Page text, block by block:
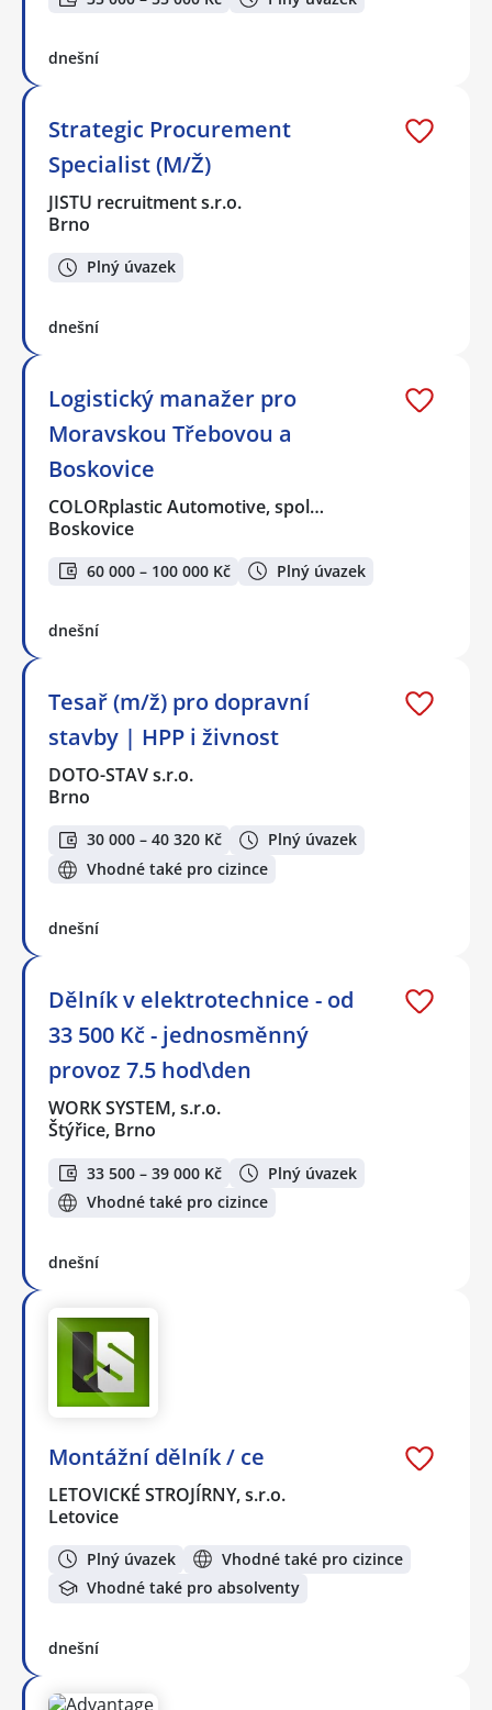
dnešní
Strategic Procurement
Specialist (M/Ž)
JISTU recruitment s.r.o.
Brno
Plný úvazek
dnešní
Logistický manažer pro
Moravskou Třebovou a
Boskovice
COLORplastic Automotive, spol…
Boskovice
60 000 – 100 000 Kč Plný úvazek
dnešní
Tesař (m/ž) pro dopravní
stavby | HPP i živnost
DOTO-STAV s.r.o.
Brno
30 000 – 40 320 Kč
Plný úvazek
Vhodné také pro cizince
dnešní
Dělník v elektrotechnice - od
33 500 Kč - jednosměnný
provoz 7.5 hod\den
WORK SYSTEM, s.r.o.
Štýřice, Brno
33 500 – 39 000 Kč
Plný úvazek
Vhodné také pro cizince
dnešní
Montážní dělník / ce
LETOVICKÉ STROJÍRNY, s.r.o.
Letovice
Plný úvazek
Vhodné také pro cizince
Vhodné také pro absolventy
dnešní